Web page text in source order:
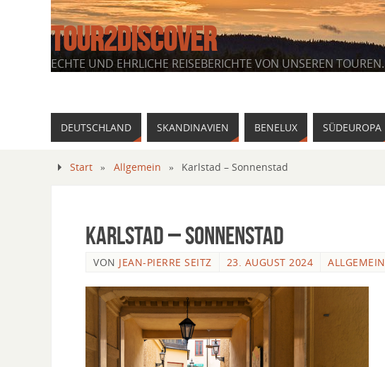
TOUR2DISCOVER
ECHTE UND EHRLICHE REISEBERICHTE VON UNSEREN TOUREN.
DEUTSCHLAND SKANDINAVIEN BENELUX SÜDEUROPA
Start » Allgemein » Karlstad – Sonnenstad
Karlstad – Sonnenstad
VON JEAN-PIERRE SEITZ 23. AUGUST 2024 ALLGEMEIN